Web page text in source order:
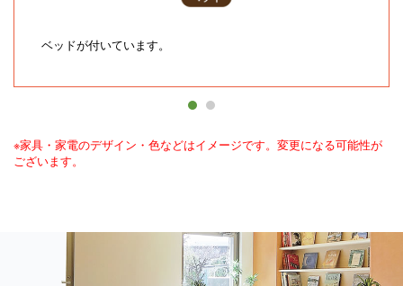
ベッドが付いています。
※家具・家電のデザイン・色などはイメージです。変更になる可能性が
ございます。